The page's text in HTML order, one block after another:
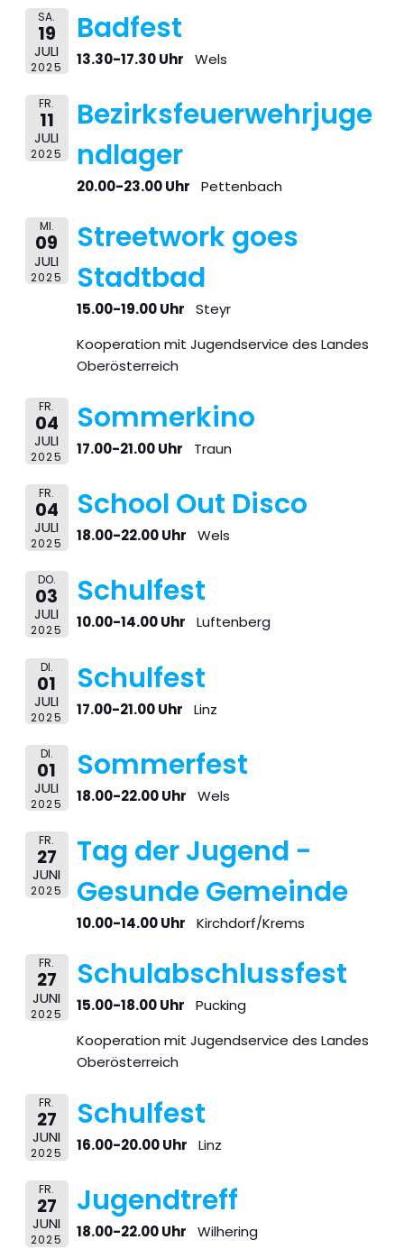
SA.
19
JULI
2025
Badfest
13.30-17.30 Uhr Wels
FR.
11
JULI
2025
Bezirksfeuerwehrjuge
ndlager
20.00-23.00 Uhr Pettenbach
MI.
09
JULI
2025
Streetwork goes
Stadtbad
15.00-19.00 Uhr
Steyr
Kooperation mit Jugendservice des Landes
Oberösterreich
FR.
04
JULI
2025
Sommerkino
17.00-21.00 Uhr Traun
FR.
04
JULI
2025
School Out Disco
18.00-22.00 Uhr Wels
DO.
03
JULI
2025
Schulfest
10.00-14.00 Uhr Luftenberg
DI.
01
JULI
2025
Schulfest
17.00-21.00 Uhr Linz
DI.
01
JULI
2025
Sommerfest
18.00-22.00 Uhr Wels
FR.
27
JUNI
2025
Tag der Jugend -
Gesunde Gemeinde
10.00-14.00 Uhr Kirchdorf/Krems
FR.
27
JUNI
2025
Schulabschlussfest
15.00-18.00 Uhr
Pucking
Kooperation mit Jugendservice des Landes
Oberösterreich
FR.
27
JUNI
2025
Schulfest
16.00-20.00 Uhr Linz
FR.
27
JUNI
2025
Jugendtreff
18.00-22.00 Uhr Wilhering